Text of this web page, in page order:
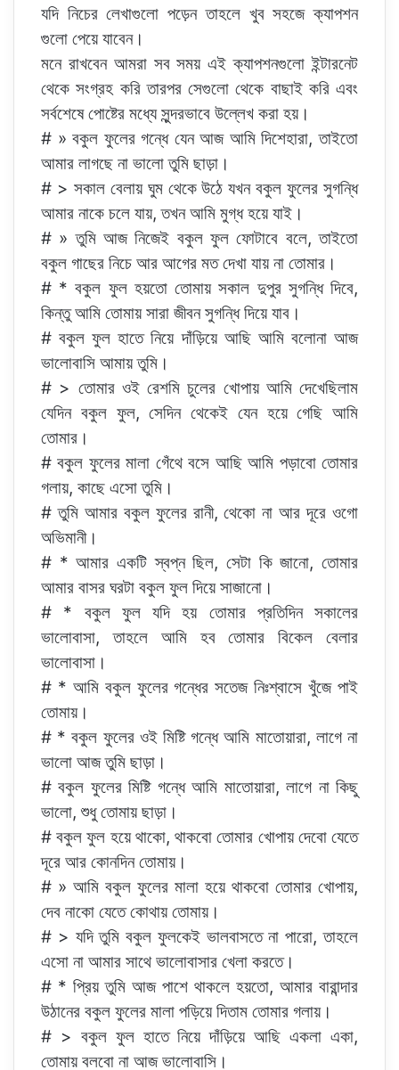
যদি নিচের লেখাগুলো পড়েন তাহলে খুব সহজে ক্যাপশন
গুলো পেয়ে যাবেন।
মনে রাখবেন আমরা সব সময় এই ক্যাপশনগুলো ইন্টারনেট
থেকে সংগ্রহ করি তারপর সেগুলো থেকে বাছাই করি এবং
সর্বশেষে পোষ্টের মধ্যে সুন্দরভাবে উল্লেখ করা হয়।
# » বকুল ফুলের গন্ধে যেন আজ আমি দিশেহারা, তাইতো
আমার লাগছে না ভালো তুমি ছাড়া।
# > সকাল বেলায় ঘুম থেকে উঠে যখন বকুল ফুলের সুগন্ধি
আমার নাকে চলে যায়, তখন আমি মুগ্ধ হয়ে যাই।
# » তুমি আজ নিজেই বকুল ফুল ফোটাবে বলে, তাইতো
বকুল গাছের নিচে আর আগের মত দেখা যায় না তোমার।
# * বকুল ফুল হয়তো তোমায় সকাল দুপুর সুগন্ধি দিবে,
কিন্তু আমি তোমায় সারা জীবন সুগন্ধি দিয়ে যাব।
# বকুল ফুল হাতে নিয়ে দাঁড়িয়ে আছি আমি বলোনা আজ
ভালোবাসি আমায় তুমি।
# > তোমার ওই রেশমি চুলের খোপায় আমি দেখেছিলাম
যেদিন বকুল ফুল, সেদিন থেকেই যেন হয়ে গেছি আমি
তোমার।
# বকুল ফুলের মালা গেঁথে বসে আছি আমি পড়াবো তোমার
গলায়, কাছে এসো তুমি।
# তুমি আমার বকুল ফুলের রানী, থেকো না আর দূরে ওগো
অভিমানী।
# * আমার একটি স্বপ্ন ছিল, সেটা কি জানো, তোমার
আমার বাসর ঘরটা বকুল ফুল দিয়ে সাজানো।
# * বকুল ফুল যদি হয় তোমার প্রতিদিন সকালের
ভালোবাসা, তাহলে আমি হব তোমার বিকেল বেলার
ভালোবাসা।
# * আমি বকুল ফুলের গন্ধের সতেজ নিঃশ্বাসে খুঁজে পাই
তোমায়।
# * বকুল ফুলের ওই মিষ্টি গন্ধে আমি মাতোয়ারা, লাগে না
ভালো আজ তুমি ছাড়া।
# বকুল ফুলের মিষ্টি গন্ধে আমি মাতোয়ারা, লাগে না কিছু
ভালো, শুধু তোমায় ছাড়া।
# বকুল ফুল হয়ে থাকো, থাকবো তোমার খোপায় দেবো যেতে
দূরে আর কোনদিন তোমায়।
# » আমি বকুল ফুলের মালা হয়ে থাকবো তোমার খোপায়,
দেব নাকো যেতে কোথায় তোমায়।
# > যদি তুমি বকুল ফুলকেই ভালবাসতে না পারো, তাহলে
এসো না আমার সাথে ভালোবাসার খেলা করতে।
# * প্রিয় তুমি আজ পাশে থাকলে হয়তো, আমার বারান্দার
উঠানের বকুল ফুলের মালা পড়িয়ে দিতাম তোমার গলায়।
# > বকুল ফুল হাতে নিয়ে দাঁড়িয়ে আছি একলা একা,
তোমায় বলবো না আজ ভালোবাসি।